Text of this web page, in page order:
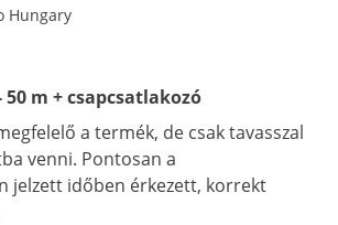
Hungary
50 m + csapcsatlakozó
a termék, de csak tavasszal
venni. Pontosan a
jelzett időben érkezett, korrekt